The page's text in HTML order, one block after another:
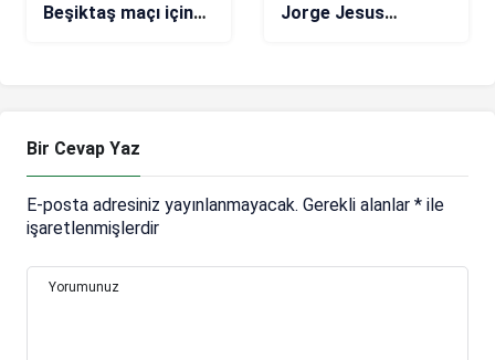
Beşiktaş maçı için
Jorge Jesus
Bir Cevap Yaz
E-posta adresiniz yayınlanmayacak. Gerekli alanlar * ile
işaretlenmişlerdir
Yorumunuz